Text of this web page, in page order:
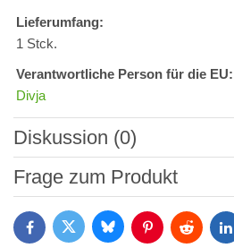
Lieferumfang:
1 Stck.
Verantwortliche Person für die EU:
Divja
Diskussion (0)
Neuer Kommentar
Titel:
Frage zum Produkt
FacebookTwitter BlueskyPinterestReddit